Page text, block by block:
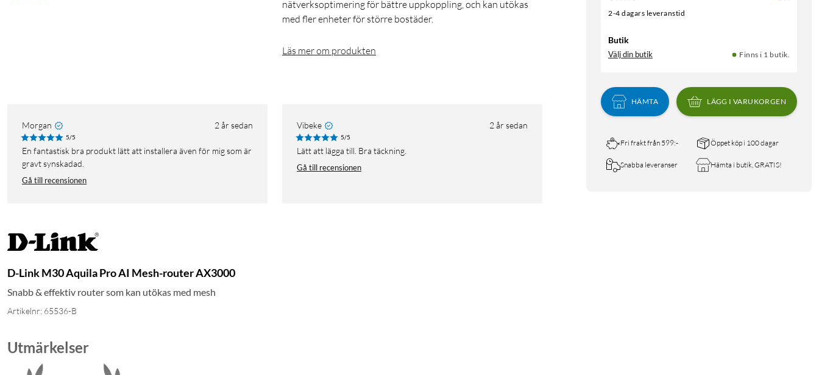
2-4 dagars leveranstid
Butik
Välj din butik Finns i 1 butik.
HÄMTA LÄGG I VARUKORGEN
Fri frakt från 599:- Öppet köp i 100 dagar
Snabba leveranser Hämta i butik, GRATIS!
nätverksoptimering för bättre uppkoppling, och kan utökas
med fler enheter för större bostäder.
Läs mer om produkten
Morgan 2 år sedan
5/5
En fantastisk bra produkt lätt att installera även för mig som är
gravt synskadad.
Gå till recensionen
Vibeke 2 år sedan
5/5
Lätt att lägga till. Bra täckning.
Gå till recensionen
D-Link M30 Aquila Pro AI Mesh-router AX3000
Snabb & effektiv router som kan utökas med mesh
Artikelnr: 65536-B
Utmärkelser